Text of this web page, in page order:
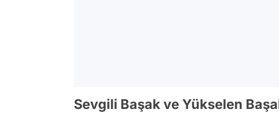
Sevgili Başak ve Yükselen